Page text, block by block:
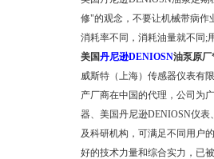
修"的观念，不要让机械带病作
消耗率不同，消耗油量就不同;
美国丹尼逊DENIOSN油泵原
威斯特（上海）传感器仪表有
产厂商在中国的代理，公司为
器、 美国丹尼逊DENIOSN仪表
及科研机构，可满足不同用户
好的技术力量和综合实力，已